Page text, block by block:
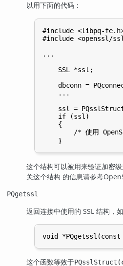
以用下面的代码：
#include <libpq-
#include <openssl/
...
    SSL *ssl;
dbconn =
    ...
ssl =
    if (ssl)
    {
/* 使用
这个结构可以被用来验证加密
关这个结构 的信息请参考
PQgetssl
返回连接中使用的 SSL 结构，
这个函数等效于